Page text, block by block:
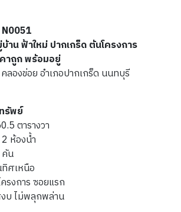
าน ฟ้าใหม่ ปากเกร็ด ต้นโครงการ
าถูก พร้อมอยู่
ลองข่อย อำเภอปากเกร็ด นนทบุรี
รัพย์
ตารางวา
ห้องน้ำ
น
ศเหนือ
รงการ ซอยแรก
งบ ไม่พลุกพล่าน